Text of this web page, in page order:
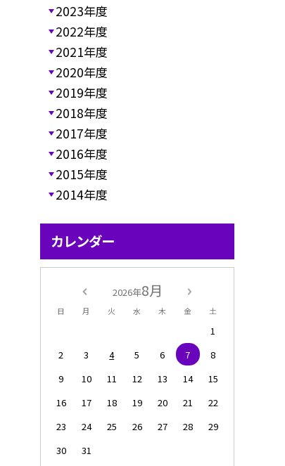
2023年度
2022年度
2021年度
2020年度
2019年度
2018年度
2017年度
2016年度
2015年度
2014年度
カレンダー
2026年8月
日 月 火 水 木 金 土
1
2
3 4 5 6 7
8
9
10 11 12 13 14
15
16
17 18 19 20 21
22
23
24 25 26 27 28
29
30
31